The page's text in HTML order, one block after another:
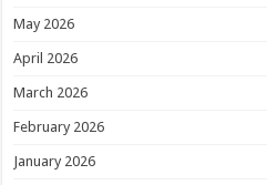
May 2026
April 2026
March 2026
February 2026
January 2026